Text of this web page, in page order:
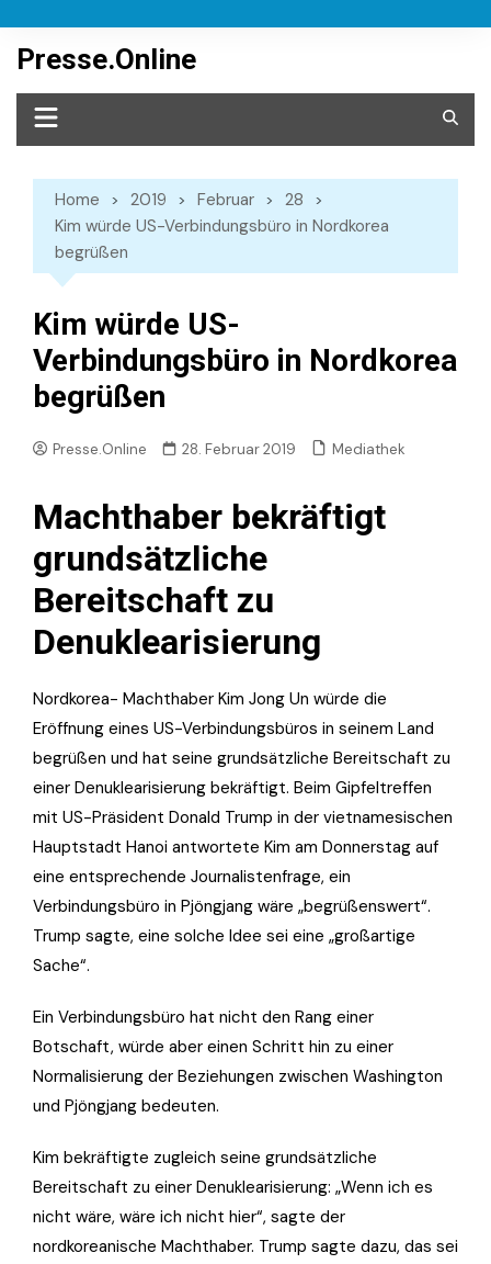
content
Presse.Online
Home 2019 Februar
28
Kim würde US-Verbindungsbüro in Nordkorea
begrüßen
Kim würde US-
Verbindungsbüro in Nordkorea
begrüßen
Presse.Online 28. Februar 2019 Mediathek
Machthaber bekräftigt
grundsätzliche
Bereitschaft zu
Denuklearisierung
Nordkorea- Machthaber Kim Jong Un würde die
Eröffnung eines US-Verbindungsbüros in seinem Land
begrüßen und hat seine grundsätzliche Bereitschaft zu
einer Denuklearisierung bekräftigt. Beim Gipfeltreffen
mit US-Präsident Donald Trump in der vietnamesischen
Hauptstadt Hanoi antwortete Kim am Donnerstag auf
eine entsprechende Journalistenfrage, ein
Verbindungsbüro in Pjöngjang wäre „begrüßenswert“.
Trump sagte, eine solche Idee sei eine „großartige
Sache“.
Ein Verbindungsbüro hat nicht den Rang einer
Botschaft, würde aber einen Schritt hin zu einer
Normalisierung der Beziehungen zwischen Washington
und Pjöngjang bedeuten.
Kim bekräftigte zugleich seine grundsätzliche
Bereitschaft zu einer Denuklearisierung: „Wenn ich es
nicht wäre, wäre ich nicht hier“, sagte der
nordkoreanische Machthaber. Trump sagte dazu, das sei